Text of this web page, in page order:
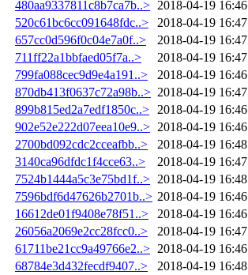
480aa9337811c8b7ca7b..> 2018-04-19 16:46
520c61bc6cc091648fdc..>
2018-04-19 16:47
657cc0d596f0c04e7a0f..>
2018-04-19 16:47
711ff22a1bbfaed05f7a..>
2018-04-19 16:47
799fa088cec9d9e4a191..>
2018-04-19 16:46
870db413f0637c72a98b..> 2018-04-19 16:47
899b815ed2a7edf1850c..>
2018-04-19 16:46
902e52e222d07eea10e9..> 2018-04-19 16:46
2700bd092cdc2cceafbb..>
2018-04-19 16:48
3140ca96dfdc1f4cce63..>
2018-04-19 16:47
7524b1444a5c3e75bd1f..> 2018-04-19 16:48
7596bdf6d47626b2701b..> 2018-04-19 16:46
16612de01f9408e78f51..>
2018-04-19 16:46
26056a2069e2cc28fcc0..>
2018-04-19 16:47
61711be21cc9a49766e2..> 2018-04-19 16:46
68784e3d432fecdf9407..>
2018-04-19 16:48